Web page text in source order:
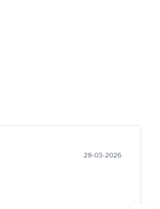
28-03-2026